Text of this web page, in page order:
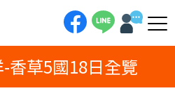
終極海島夢想清單。
-香草5國18日全覽